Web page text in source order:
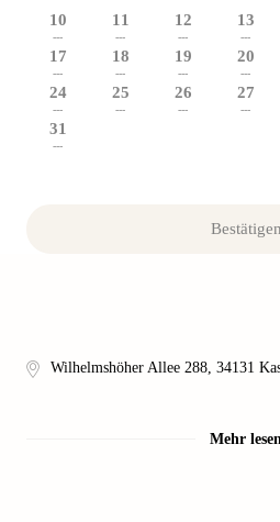
10
---
11
---
12
---
13
---
17
---
18
---
19
---
20
---
24
---
25
---
26
---
27
---
31
---
Bestätigen
Wilhelmshöher Allee 288, 34131
Mehr